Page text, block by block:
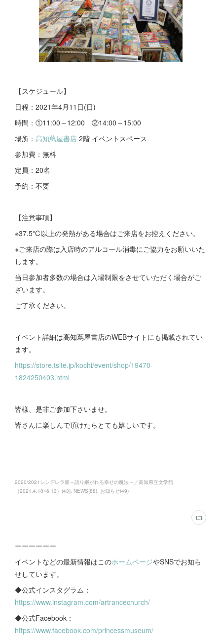
【スケジュール】
日程：2021年4月11日(日)
時間：①11:00～12:00 ②14:00～15:00
場所： 高知蔦屋書店 2階 イベントスペース
参加費：無料
定員：20名
予約：不要
【注意事項】
※37.5℃以上の発熱がある場合はご来店をお控えください。
※ご来店の際は入店時のアルコール消毒にご協力をお願いいた
します。
当日参加者多数の場合は入場制限をさせていただく場合がご
ざいます。
ご了承ください。
イベント詳細は高知蔦屋書店のWEBサイトにも掲載されてい
ます。
https://store.tsite.jp/kochi/event/shop/19470-
1824250403.html
皆様、是非ご参加下さいませ。
皆さんに楽しんで頂けたらとても嬉しいです。
2020/2021シンデレラ展～語り継がれる幸せの魔法～／高知県立文学館
（2021.4.10~6.13） (43) NEWS(88) お知らせ(49)
ーーーーーー
イベントなどの最新情報はこのホームページやSNSでお知ら
せしています。
◆公式インスタグラム：
https://www.instagram.com/artrancechurch/
◆公式Facebook：
https://www.facebook.com/princessmuseum/